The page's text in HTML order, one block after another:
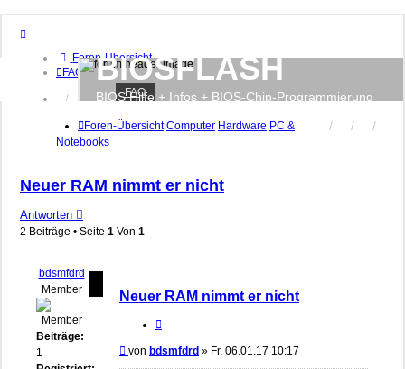
Foren-Übersicht
FAQ
Anmelden
BIOSFLASH
BIOS Hilfe + Infos + BIOS-Chip-Programmierung
FAQ
Foren-Übersicht Computer Hardware PC &
Notebooks
Neuer RAM nimmt er nicht
Antworten
2 Beiträge • Seite 1 Von 1
bdsmfdrd
Member
Beiträge:
1
Neuer RAM nimmt er nicht
Beitrag
von bdsmfdrd » Fr, 06.01.17 10:17